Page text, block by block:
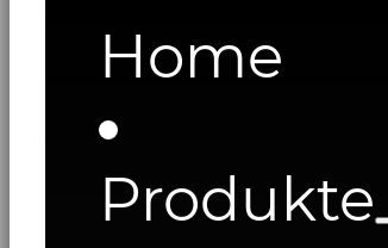
Home
Produkte